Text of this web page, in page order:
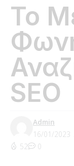
Το
SEO
Admin
16/01/2023
52
0